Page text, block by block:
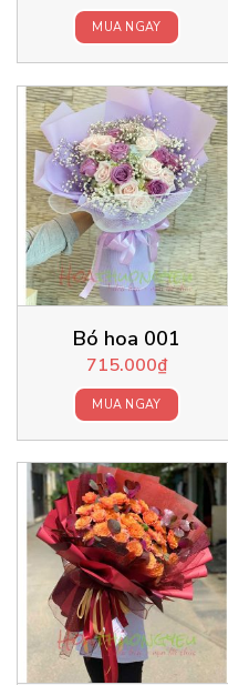
MUA NGAY
Bó hoa 001
715.000₫
MUA NGAY